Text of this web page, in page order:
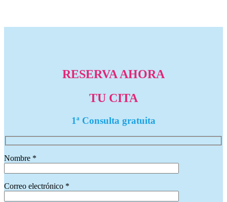
RESERVA AHORA
TU CITA
1ª Consulta gratuita
Nombre *
Correo electrónico *